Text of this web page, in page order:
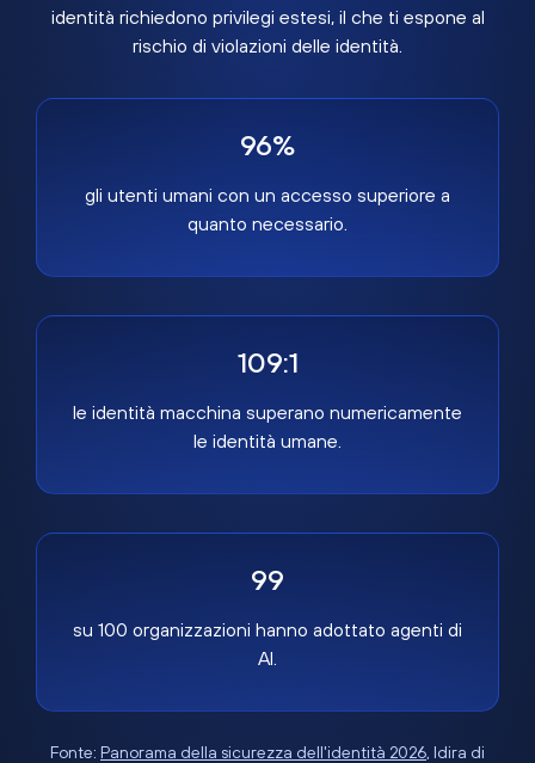
identità richiedono privilegi estesi, il che ti espone al
rischio di violazioni delle identità.
96%
gli utenti umani con un accesso superiore a
quanto necessario.
109:1
le identità macchina superano numericamente
le identità umane.
99
su 100 organizzazioni hanno adottato agenti di
AI.
Fonte: Panorama della sicurezza dell'identità 2026, Idira di